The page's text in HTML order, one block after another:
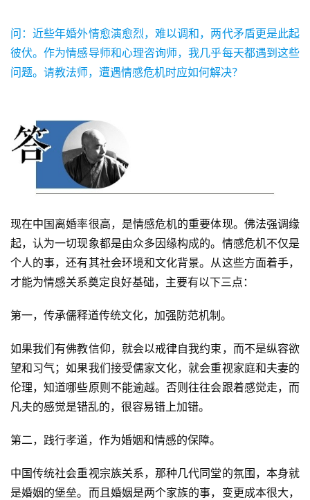
问：近些年婚外情愈演愈烈，难以调和，两代矛盾更是此起
彼伏。作为情感导师和心理咨询师，我几乎每天都遇到这些
问题。请教法师，遭遇情感危机时应如何解决？
现在中国离婚率很高，是情感危机的重要体现。佛法强调缘
起，认为一切现象都是由众多因缘构成的。情感危机不仅是
个人的事，还有其社会环境和文化背景。从这些方面着手，
才能为情感关系奠定良好基础，主要有以下三点：
第一，传承儒释道传统文化，加强防范机制。
如果我们有佛教信仰，就会以戒律自我约束，而不是纵容欲
望和习气；如果我们接受儒家文化，就会重视家庭和夫妻的
伦理，知道哪些原则不能逾越。否则往往会跟着感觉走，而
凡夫的感觉是错乱的，很容易错上加错。
第二，践行孝道，作为婚姻和情感的保障。
中国传统社会重视宗族关系，那种几代同堂的氛围，本身就
是婚姻的堡垒。而且婚姻是两个家族的事，变更成本很大，